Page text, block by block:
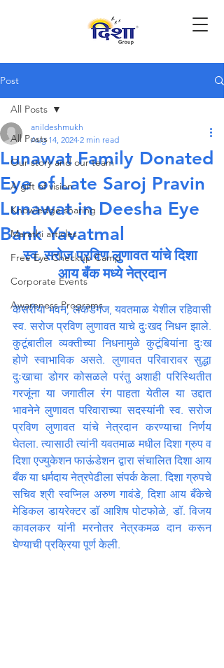
Post
All Posts
Our story and our team
A gift of vision
Knowledge sharing
Marathi articles
Free Eye Checkup Camp
Corporate Events
Awareness Programs
All Posts
Lunawat Family Donated
Eye of Late Saroj Pravin
Lunawat in Deesha Eye
Bank Yavatmal
anildeshmukh
Aug 14, 2024 2 min read
स्व. सरोज प्रविण लुणावत यांचे दिशा
आय बँक मध्ये नेत्रदान
केसरीया भवन, लकडगंज, यवतमाळ येशील रहिवासी
स्व. सरोज प्रविण लुणावत याचे दुःखद निधन झाले.
कुटूंबातील व्यक्तीच्या निधनामुळे कुटूंबियांना दुःख
होणे स्वाभाविक असते. लुणावत परिवारावर सुद्धा
दुःखाचा डोगर कोसळले परंतु अशाही परिस्थितीत
गरजूंना या जगातील रंग पाहता येतील या उद्दात
भावनेने लुणावत परिवाराच्या सदस्यांनी स्व. सरोज
प्रविण लुणावत यांचे नेत्रदान करण्याचा निर्णय
घेतला. त्यासाठी त्यांनी यवतमाळ मधील दिशा ग्रुप व
दिशा एज्युकेशन फाऊंडेशन द्वारा संचालित दिशा आय
बँक या धर्मदाय नेत्रपेढीला संपर्क केला. दिशा ग्रुपचे
सचिव श्री स्वप्निल अरुण गावंडे, दिशा आय बँकेचे
मेडिकल डायरेक्टर डॉ आशिष पोटफोळे, डॉ. विजय
कावलकर यांनी मरनोतर नेत्रकमळ दान करून
घेण्याची प्रक्रिया पूर्ण केली.